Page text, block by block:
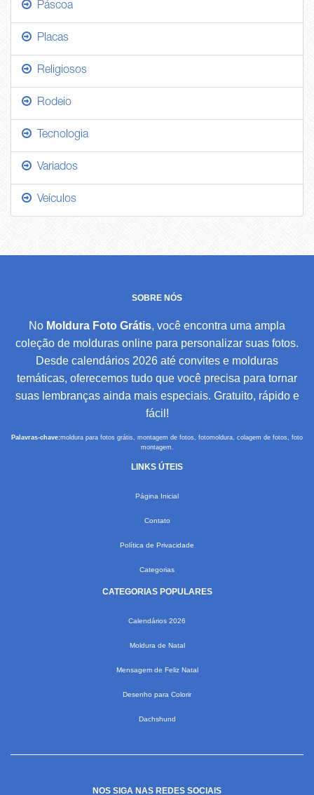
Páscoa
Placas
Religiosos
Rodeio
Tecnologia
Variados
Veículos
SOBRE NÓS
No Moldura Foto Grátis, você encontra uma ampla
coleção de molduras online para personalizar suas fotos.
Desde calendários 2026 até convites e molduras
temáticas, oferecemos tudo que você precisa para tornar
suas lembranças ainda mais especiais. Gratuito, rápido e
fácil!
Palavras-chave:moldura para fotos grátis, montagem de fotos, fotomoldura, colagem de fotos, foto
montagem.
LINKS ÚTEIS
Página Inicial
Contato
Política de Privacidade
Categorias
CATEGORIAS POPULARES
Calendários 2026
Moldura de Natal
Mensagem de Feliz Natal
Desenho para Colorir
Dachshund
NOS SIGA NAS REDES SOCIAIS